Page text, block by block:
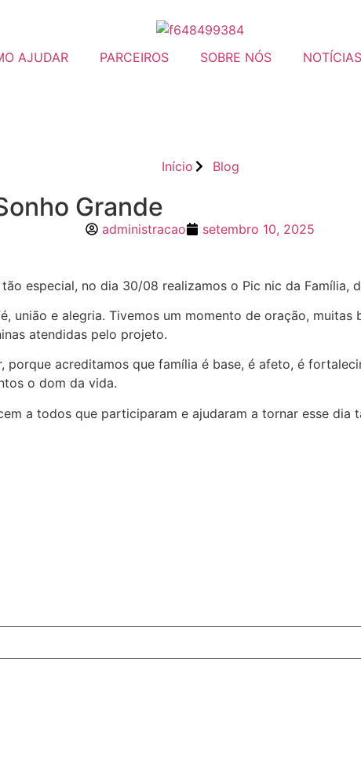
AJUDAR PARCEIROS SOBRE NÓS NOTÍCIAS
Início Blog
Grande
administracao setembro 10, 2025
especial, no dia 30/08 realizamos o Pic nic da Família,
união e alegria. Tivemos um momento de oração,
atendidas pelo projeto.
acreditamos que família é base, é afeto, é
o dom da vida.
a todos que participaram e ajudaram a tornar esse dia